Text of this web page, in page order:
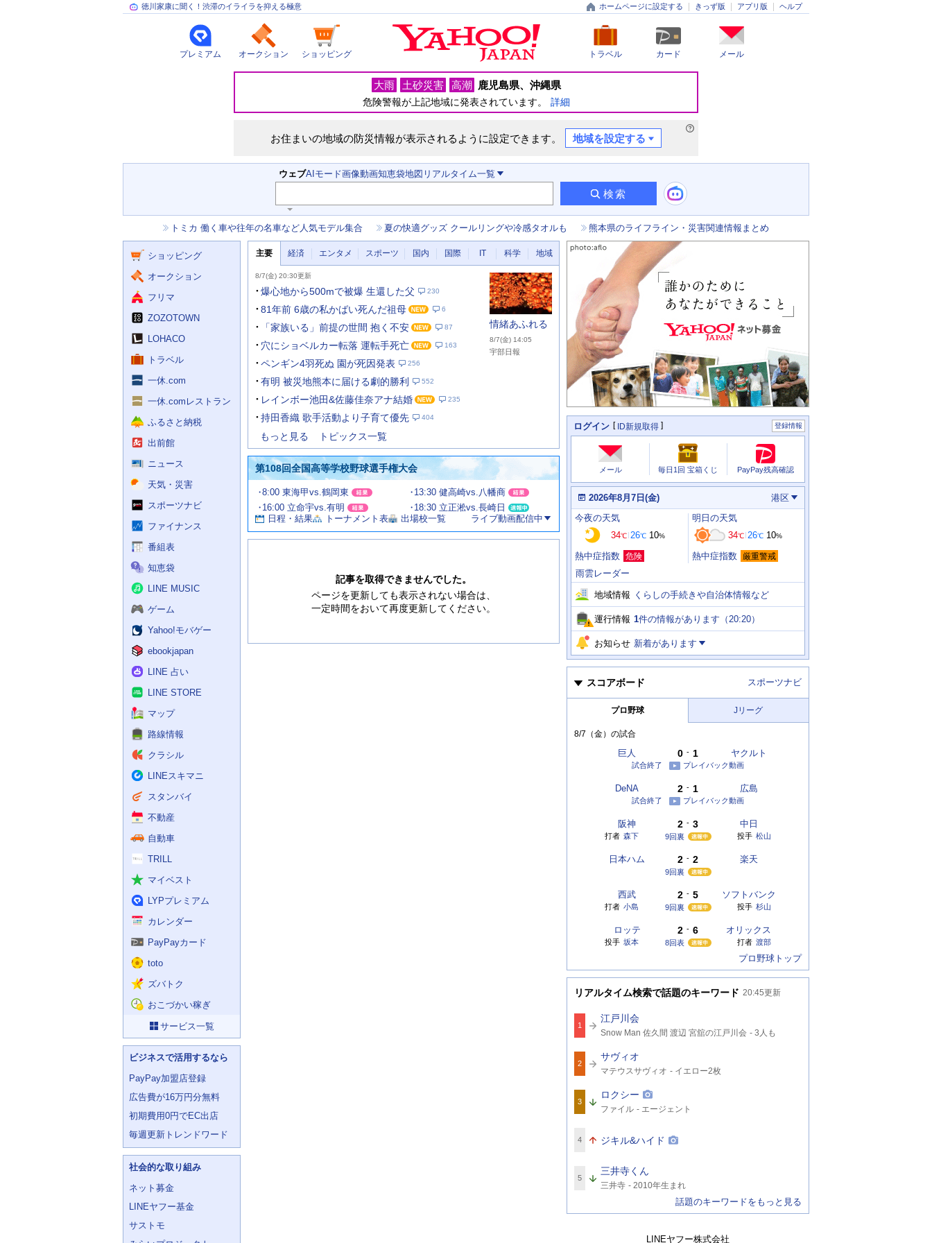
徳川家康に聞く！渋滞のイライラを抑える極意 ホームページに設定する きっず版 アプリ版 ヘルプ
トラベル カード メール
プレミアム オークション ショッピング
災
大雨 土砂災害 高潮 鹿児島県 沖縄県
危険警報が上記地域に発表されています。 詳細
お住まいの地域の防災情報が表示されるように設定できます。 地域を設定する
検
索
ウェブAIモード画像動画知恵袋地図 リアルタイム一覧
検索
ワ
ー
力
補
助
を
開
く
せ
トミカ 働く車や往年の名車など人気モデル集合 夏の快適グッズ クールリングや冷感タオルも 熊本県のライフライン・災害関連情報まとめ
ビ
ショッピング
オークション
フリマ
ZOZOTOWN
LOHACO
トラベル
一休.com
一休.comレストラン
ふるさと納税
出前館
ニュース
天気・災害
スポーツナビ
ファイナンス
番組表
知恵袋
LINE MUSIC
ゲーム
Yahoo!モバゲー
ebookjapan
LINE 占い
LINE STORE
マップ
路線情報
クラシル
LINEスキマニ
スタンバイ
不動産
自動車
TRILL
マイベスト
LYPプレミアム
カレンダー
PayPayカード
toto
ズバトク
おこづかい稼ぎ
サービス一覧
ビジネスで活用するなら
PayPay加盟店登録
広告費が16万円分無料
初期費用0円でEC出店
毎週更新トレンドワード
社会的な取り組み
ネット募金
LINEヤフー基金
サストモ
ュ
ス
主要 経済 エンタメ スポーツ 国内 国際 IT 科学 地域
要
ニ
ー
8/7(金) 20:30更新
爆心地から500mで被爆 生還した父 230
81年前 6歳の私かばい死んだ祖母 6
「家族いる」前提の世間 抱く不安 87
穴にショベルカー転落 運転手死亡 163
ペンギン4羽死ぬ 園が死因発表 256
有明 被災地熊本に届ける劇的勝利 552
レインボー池田&佐藤佳奈アナ結婚 235
持田香織 歌手活動より子育て優先 404
情緒あふれる
8/7(金) 14:05
宇部日報
もっと見る トピックス一覧
第108回全国高等学校野球選手権大会
試
合
情
報
8:00 東海甲vs.鶴岡東
13:30 健高崎vs.八幡商
16:00 立命宇vs.有明
18:30 立正淞vs.長崎日
日程・結果
トーナメント表 出場校一覧 ライブ動画配信中
お
す
記事を取得できませんでした。
ページを更新しても表示されない場合は、
一定時間をおいて再度更新してください。
個
人
情
報
ログイン ID新規取得 登録情報
あ
た
の
ス
ス
メール 毎日1回 宝箱くじ PayPay残高確認
本
日
の
天
気
運
情
報
2026年8月7日(金) 港区
今
日
の
天
気
今夜の天気
34℃ 26℃ 10%
熱中症指数 危険
明日 の天気
34℃ 26℃ 10%
熱中症指数 厳重警戒
雨雲レーダー
地域情報 くらしの手続きや自治体情報など
運行情報 1件の情報があります（ 20:20）
お知らせ 新着があります
スコアボード スポーツナビ
プロ野球 Jリーグ
8/7（金） の試合
巨人 ヤクルト
試合終了 プレイバック動画
0 - 1
DeNA 広島
試合終了 プレイバック動画
2 - 1
阪神 中日
9回裏
2 - 3
打者 森下 投手 松山
日本ハム 楽天
9回裏
2 - 2
西武 ソフトバンク
9回裏
2 - 5
打者 小島 投手 杉山
ロッテ オリックス
8回表
2 - 6
投手 坂本 打者 渡部
プロ野球トップ
リアルタイム検索で話題のキーワード 20:45更新
1
江戸川会
関
連
ー
ド
Snow Man 佐久間 渡辺 宮舘の江戸川会
3人も
2
サヴィオ
関
連
ー
ド
マテウスサヴィオ
イエロー2枚
3
ロクシー
関
連
ド
ファイル エージェント
4 ジキル&ハイド
5
三井寺くん
関
連
三井寺 2010年生まれ
話題のキーワードをもっと見る
LINEヤフー株式会社